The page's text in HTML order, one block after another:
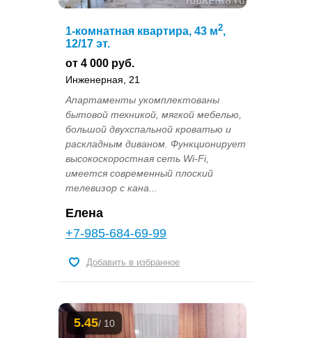
1-комнатная квартира, 43 м2,
12/17 эт.
от 4 000 руб.
Инженерная, 21
Апартаменты укомплектованы
бытовой техникой, мягкой мебелью,
большой двухспальной кроватью и
раскладным диваном. Функционирует
высокоскоростная сеть Wi-Fi,
имеется современный плоский
телевизор с кана...
Елена
+7-985-684-69-99
Добавить в избранное
5.45/ 10